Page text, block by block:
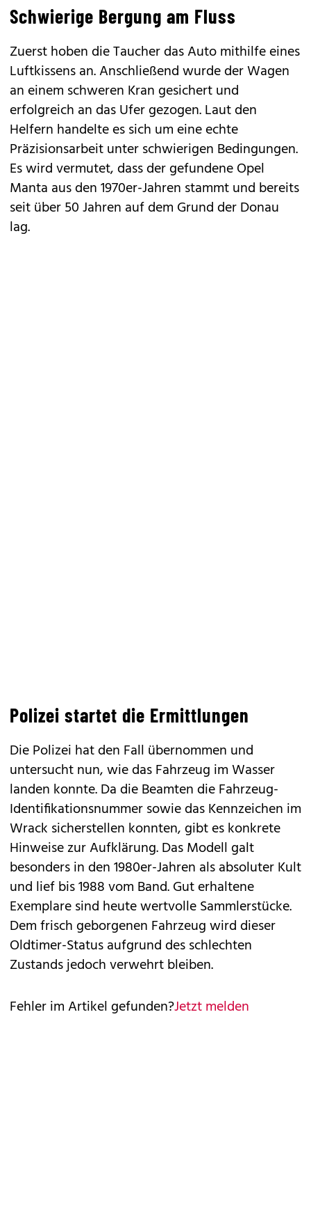
Schwierige Bergung am Fluss
Zuerst hoben die Taucher das Auto mithilfe eines
Luftkissens an. Anschließend wurde der Wagen
an einem schweren Kran gesichert und
erfolgreich an das Ufer gezogen. Laut den
Helfern handelte es sich um eine echte
Präzisionsarbeit unter schwierigen Bedingungen.
Es wird vermutet, dass der gefundene Opel
Manta aus den 1970er-Jahren stammt und bereits
seit über 50 Jahren auf dem Grund der Donau
lag.
Polizei startet die Ermittlungen
Die Polizei hat den Fall übernommen und
untersucht nun, wie das Fahrzeug im Wasser
landen konnte. Da die Beamten die Fahrzeug-
Identifikationsnummer sowie das Kennzeichen im
Wrack sicherstellen konnten, gibt es konkrete
Hinweise zur Aufklärung. Das Modell galt
besonders in den 1980er-Jahren als absoluter Kult
und lief bis 1988 vom Band. Gut erhaltene
Exemplare sind heute wertvolle Sammlerstücke.
Dem frisch geborgenen Fahrzeug wird dieser
Oldtimer-Status aufgrund des schlechten
Zustands jedoch verwehrt bleiben.
Fehler im Artikel gefunden?Jetzt melden